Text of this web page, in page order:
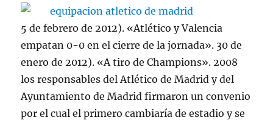
5 de febrero de 2012). «Atlético y Valencia
empatan 0-0 en el cierre de la jornada». 30 de
enero de 2012). «A tiro de Champions». 2008
los responsables del Atlético de Madrid y del
Ayuntamiento de Madrid firmaron un convenio
por el cual el primero cambiaría de estadio y se